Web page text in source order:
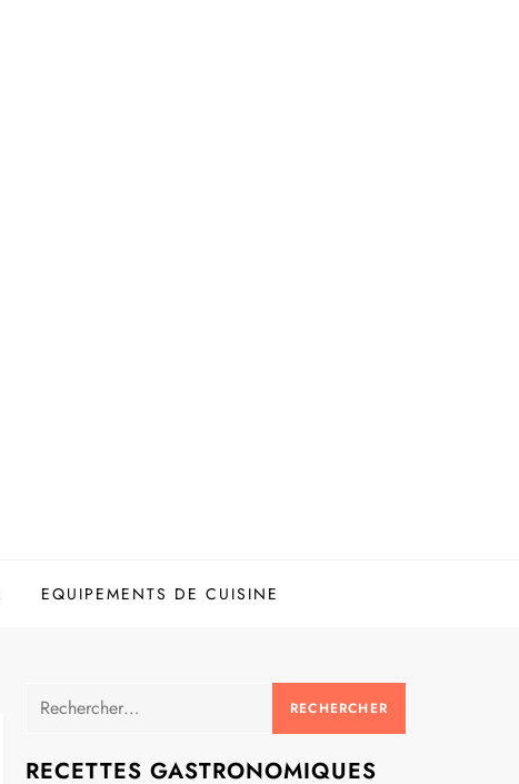
EQUIPEMENTS DE CUISINE
Rechercher :
RECETTES GASTRONOMIQUES